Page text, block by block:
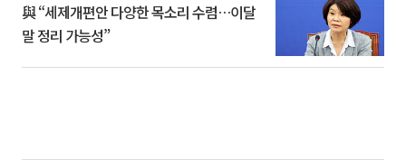
與 “세제개편안 다양한 목소리 수렴…이달
말 정리 가능성”